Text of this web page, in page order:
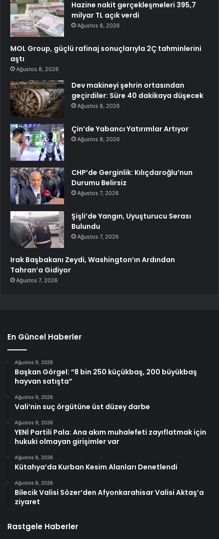
Hazine nakit gerçekleşmeleri 395,7
milyar TL açık verdi
Ağustos 8, 2026
MOL Group, güçlü rafinaj sonuçlarıyla 2Ç tahminlerini
aştı
Ağustos 8, 2026
Dev makineyi şehrin ortasından
geçirdiler: Süre 40 dakikaya düşecek
Ağustos 8, 2026
Çin’de Yabancı Yatırımlar Artıyor
Ağustos 8, 2026
CHP’de Gerginlik: Kılıçdaroğlu’nun
Durumu Belirsiz
Ağustos 7, 2026
Şişli’de Yangın, Uyuşturucu Serası
Bulundu
Ağustos 7, 2026
Irak Başbakanı Zeydi, Washington’ın Ardından
Tahran’a Gidiyor
Ağustos 7, 2026
En Güncel Haberler
Ağustos 9, 2026
Başkan Görgel: “8 bin 250 küçükbaş, 200 büyükbaş
hayvan satışta”
Ağustos 9, 2026
Vali’nin suç örgütüne üst düzey darbe
Ağustos 9, 2026
YENİ Partili Pala: Ana akım muhalefeti zayıflatmak için
hukuki olmayan girişimler var
Ağustos 8, 2026
Kütahya’da Kurban Kesim Alanları Denetlendi
Ağustos 8, 2026
Bilecik Valisi Sözer’den Afyonkarahisar Valisi Aktaş’a
ziyaret
Rastgele Haberler